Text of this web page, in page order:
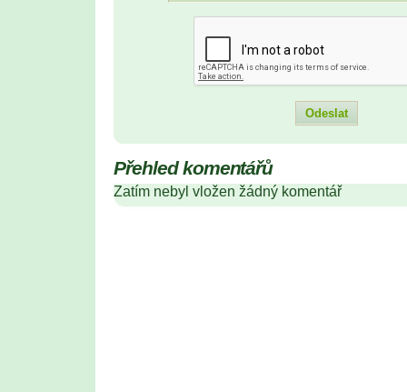
Přehled komentářů
Zatím nebyl vložen žádný komentář